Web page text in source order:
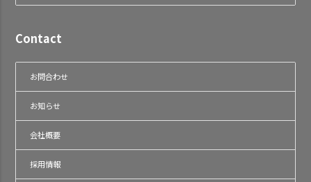
Contact
お問合わせ
お知らせ
会社概要
採用情報